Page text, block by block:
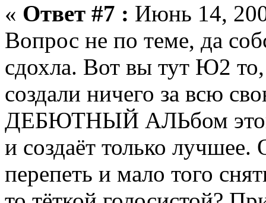
« Ответ #7 : Июнь 14,
Вопрос не по теме, да
сдохла. Вот вы тут Ю2
создали ничего за всю
ДЕБЮТНЫЙ АЛЬбом этой
и создаёт только лучшее.
перепеть и мало того